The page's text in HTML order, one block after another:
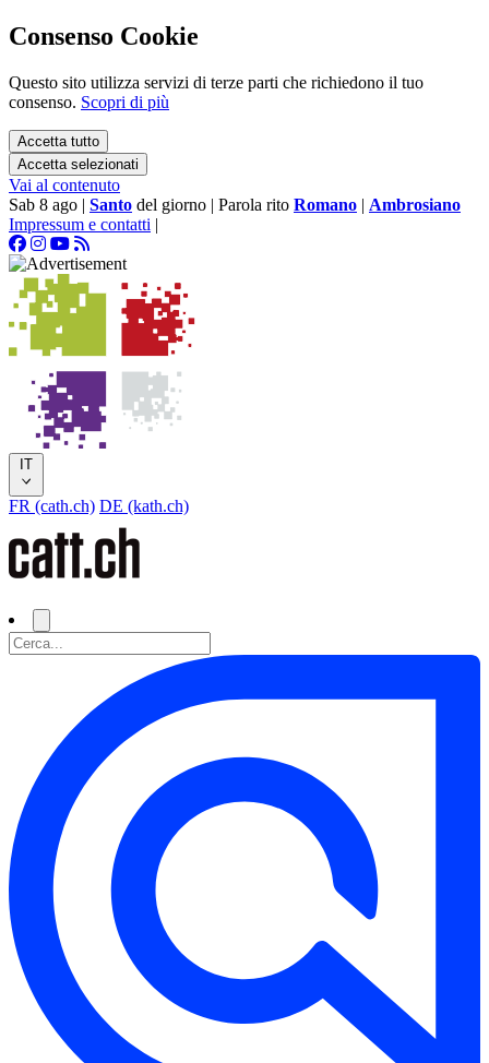
Consenso Cookie
Questo sito utilizza servizi di terze parti che richiedono il tuo
consenso. Scopri di più
Accetta tutto
Accetta selezionati
Vai al contenuto
Sab 8 ago | Santo del giorno | Parola rito Romano | Ambrosiano
Impressum e contatti |
IT
FR (cath.ch) DE (kath.ch)